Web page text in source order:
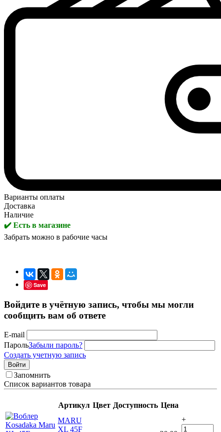
Варианты оплаты
Доставка
Наличие
✔️ Есть в магазине
Забрать можно в рабочие часы
Save
Войдите в учётную запись, чтобы мы могли
сообщить вам об ответе
E-mail
ПарольЗабыли пароль?
Создать учетную запись
Войти
Запомнить
Список вариантов товара
Артикул Цвет Доступность Цена
MARU
XL 45F
+